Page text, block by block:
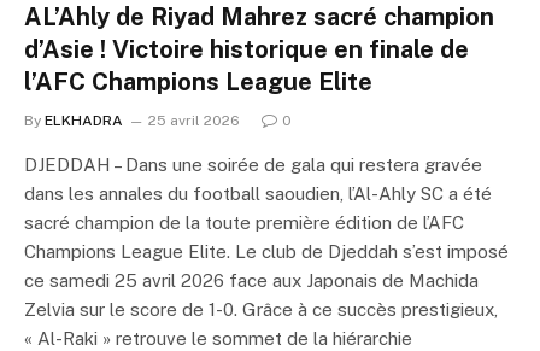
AL’Ahly de Riyad Mahrez sacré champion
d’Asie ! Victoire historique en finale de
l’AFC Champions League Elite
By ELKHADRA 25 avril 2026 0
DJEDDAH – Dans une soirée de gala qui restera gravée
dans les annales du football saoudien, l’Al-Ahly SC a été
sacré champion de la toute première édition de l’AFC
Champions League Elite. Le club de Djeddah s’est imposé
ce samedi 25 avril 2026 face aux Japonais de Machida
Zelvia sur le score de 1-0. Grâce à ce succès prestigieux,
« Al-Raki » retrouve le sommet de la hiérarchie